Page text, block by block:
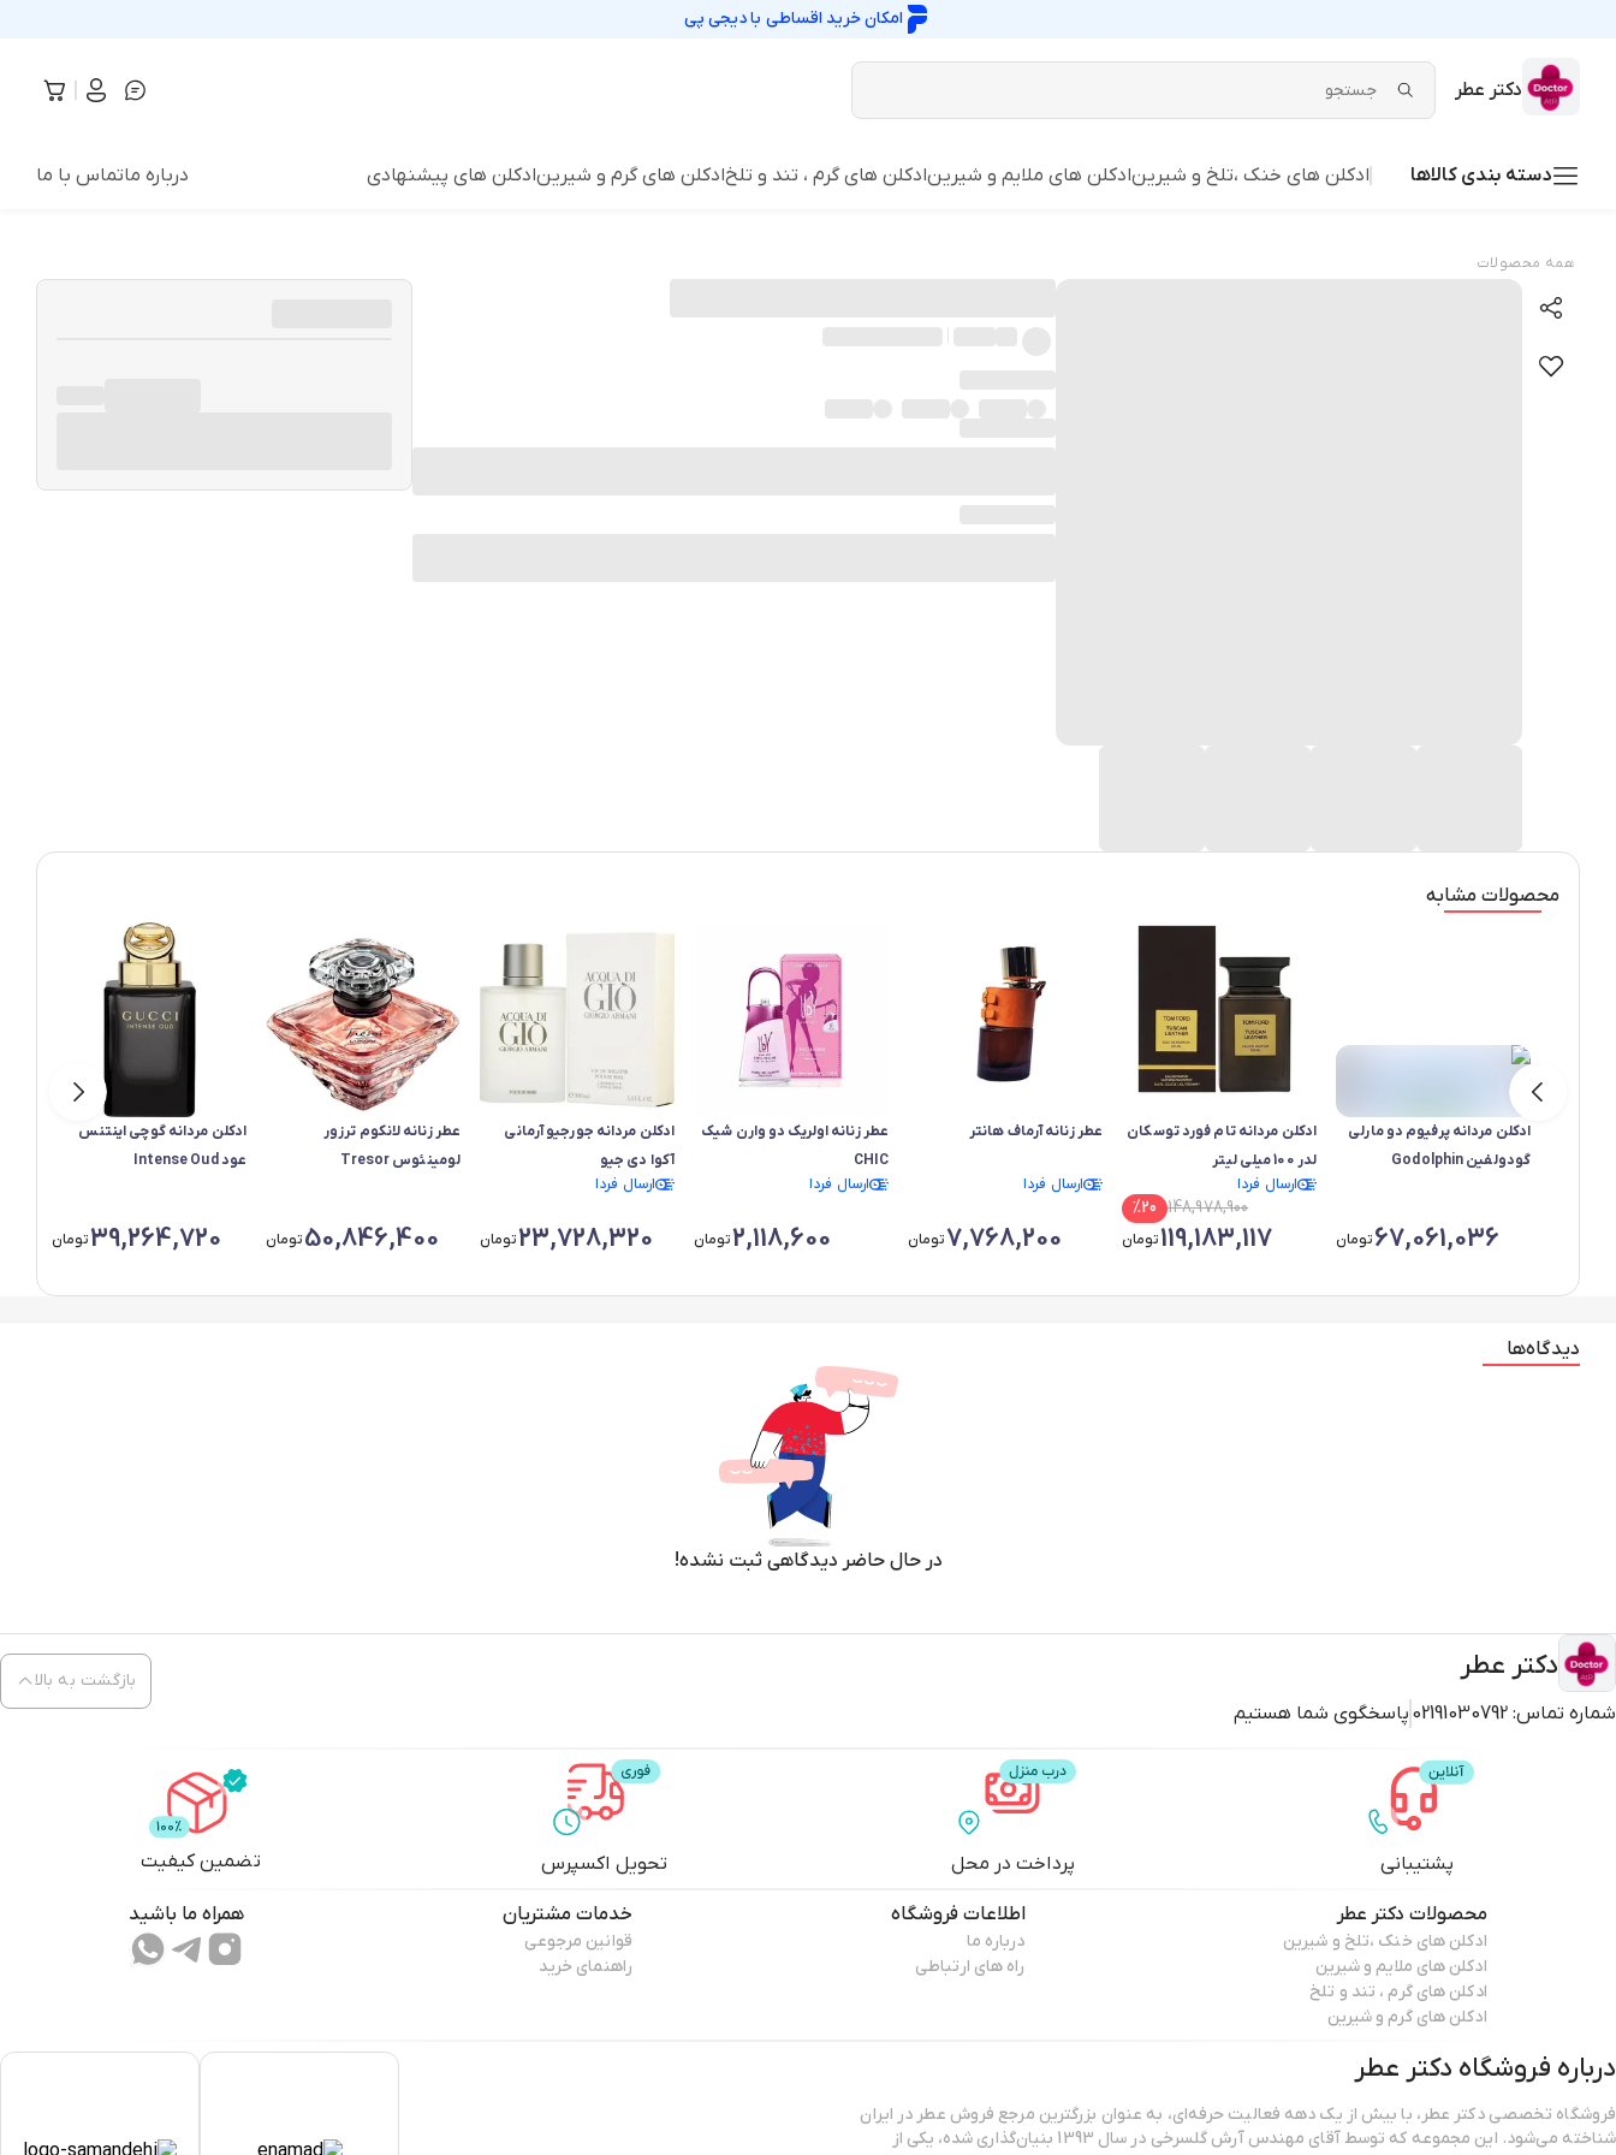
امکان خرید اقساطی بادیجی پی
دکتر عطر
دسته بندی کالاها ادکلن های خنک ،تلخ و شیرینادکلن های ملایم و شیرینادکلن های گرم ، تند و تلخادکلن های گرم و شیرینادکلن های پیشنهادی درباره ماتماس با ما
همه محصولات
محصولات مشابه
ادکلن مردانه پرفیوم دو مارلی
گودولفین Godolphin
67,061,036تومان
ادکلن مردانه تام فورد توسکان
لدر 100 میلی لیتر
ارسال فردا
148,978,900
%20
119,183,117تومان
عطر زنانه آرماف هانتر
ارسال فردا
7,768,200تومان
عطر زنانه اولریک دو وارن شیک
CHIC
ارسال فردا
2,118,600تومان
ادکلن‌ مردانه جورجیو آرمانی
آکوا دی جیو
ارسال فردا
23,728,320تومان
عطر زنانه لانکوم ترزور
لومینئوس Tresor
50,846,400تومان
ادکلن مردانه گوچی اینتنس
عود Intense Oud
39,264,720تومان
دیدگاه‌ها
در حال حاضر دیدگاهی ثبت نشده!
دکتر عطر
شماره تماس: 02191030792 پاسخگوی شما هستیم
بازگشت به بالا
پشتیبانی پرداخت در محل تحویل اکسپرس تضمین کیفیت
محصولات دکتر عطر
ادکلن های خنک ،تلخ و شیرین
ادکلن های ملایم و شیرین
ادکلن های گرم ، تند و تلخ
ادکلن های گرم و شیرین
اطلاعات فروشگاه
درباره ما
راه های ارتباطی
خدمات مشتریان
قوانین مرجوعی
راهنمای خرید
همراه ما باشید
درباره فروشگاه دکتر عطر
فروشگاه تخصصی دکتر عطر، با بیش از یک دهه فعالیت حرفه‌ای، به عنوان بزرگترین مرجع فروش عطر در ایران
شناخته می‌شود. این مجموعه که توسط آقای مهندس آرش گلسرخی در سال 1393 بنیان‌گذاری شده، یکی از